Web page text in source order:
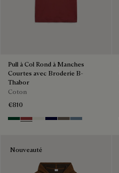
Pull à Col Rond à Manches
Courtes avec Broderie B-
Thabor
Coton
€810
Green Smoke
Red Ocher
Off White
Nero Blue
SepiaDark Woad
Nouveauté